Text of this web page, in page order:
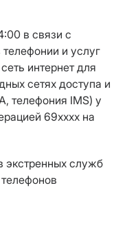
в связи с
и услуг
интернет для
сетях доступа и
телефония IMS) у
69хххх на
экстренных служб